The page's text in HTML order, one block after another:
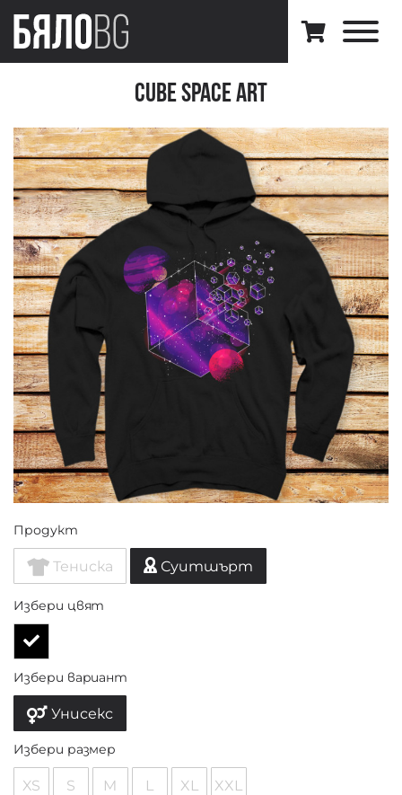
Cube Space Art
Продукт
Тениска Суитшърт
Избери цвят
Избери вариант
Унисекс
Избери размер
XS S M L XL XXL